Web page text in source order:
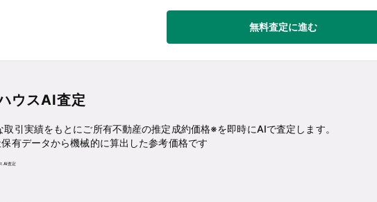
無料査定に進む
ウスAI査定
取引実績をもとにご所有不動産の推定成約価格※を即時にAIで査定します。
有データから機械的に算出した参考価格です